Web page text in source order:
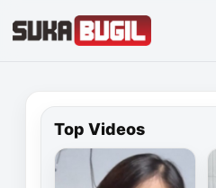
to
Top Videos